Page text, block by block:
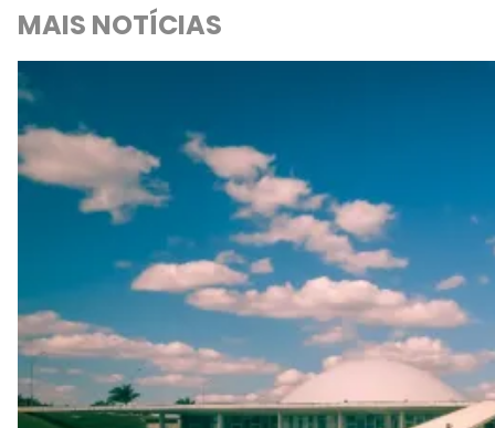
MAIS NOTÍCIAS